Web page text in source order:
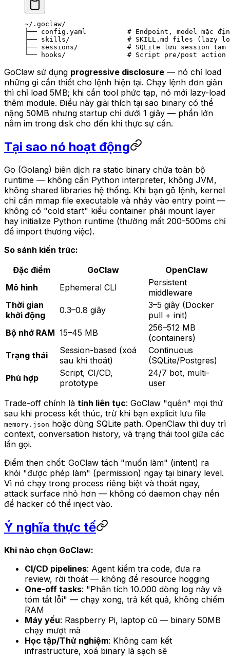
~/.goclaw/
├── config.yaml          # Endpoint, model mặc
├── skills/              # SKILL.md files (lazy
├── sessions/            # SQLite lưu session tạm
└── hooks/               # Script pre/post action
GoClaw sử dụng progressive disclosure — nó chỉ load
những gì cần thiết cho lệnh hiện tại. Chạy lệnh đơn giản
thì chỉ load 5MB; khi cần tool phức tạp, nó mới lazy-load
thêm module. Điều này giải thích tại sao binary có thể
nặng 50MB nhưng startup chỉ dưới 1 giây — phần lớn
nằm im trong disk cho đến khi thực sự cần.
Tại sao nó hoạt động
Go (Golang) biên dịch ra static binary chứa toàn bộ
runtime — không cần Python interpreter, không JVM,
không shared libraries hệ thống. Khi bạn gõ lệnh, kernel
chỉ cần mmap file executable và nhảy vào entry point —
không có "cold start" kiểu container phải mount layer
hay initialize Python runtime (thường mất 200-500ms chỉ
để import thương việc).
So sánh kiến trúc:
Đặc điểm
GoClaw
OpenClaw
Mô hình
Ephemeral CLI
Persistent
middleware
Thời gian
khởi động
0.3–0.8 giây
3–5 giây (Docker
pull + init)
Bộ nhớ RAM 15–45 MB
256–512 MB
(containers)
Trạng thái
Session-based (xoá
sau khi thoát)
Continuous
(SQLite/Postgres)
Phù hợp
Script, CI/CD,
prototype
24/7 bot, multi-
user
Trade-off chính là tính liên tục: GoClaw "quên" mọi thứ
sau khi process kết thúc, trừ khi bạn explicit lưu file
memory.json hoặc dùng SQLite path. OpenClaw thì duy trì
context, conversation history, và trạng thái tool giữa các
lần gọi.
Điểm then chốt: GoClaw tách "muốn làm" (intent) ra
khỏi "được phép làm" (permission) ngay tại binary level.
Vì nó chạy trong process riêng biệt và thoát ngay,
attack surface nhỏ hơn — không có daemon chạy nền
để hacker có thể inject vào.
Ý nghĩa thực tế
Khi nào chọn GoClaw:
CI/CD pipelines: Agent kiểm tra code, đưa ra
review, rời thoát — không để resource hogging
One-off tasks: "Phân tích 10.000 dòng log này và
tóm tắt lỗi" — chạy xong, trả kết quả, không chiếm
RAM
Máy yếu: Raspberry Pi, laptop cũ — binary 50MB
chạy mượt mà
Học tập/Thử nghiệm: Không cam kết
infrastructure, xoá binary là sạch sẽ